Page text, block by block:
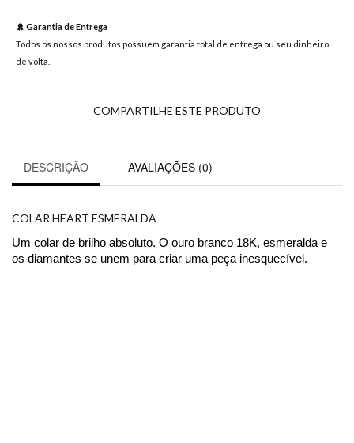
Garantia de Entrega
Todos os nossos produtos possuem garantia total de entrega ou seu dinheiro
de volta.
COMPARTILHE ESTE PRODUTO
DESCRIÇÃO AVALIAÇÕES (0)
COLAR HEART ESMERALDA
Um colar de brilho absoluto. O ouro branco 18K, esmeralda e
os diamantes se unem para criar uma peça inesquecível.